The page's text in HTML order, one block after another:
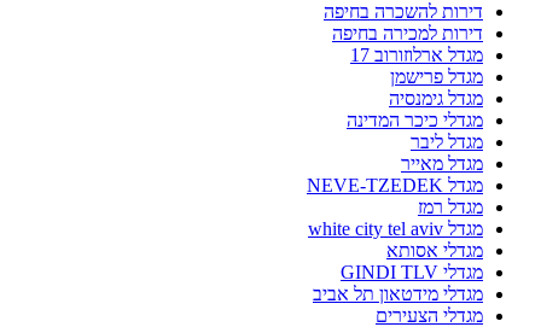
דירות להשכרה בחיפה
דירות למכירה בחיפה
מגדל ארלוזורוב 17
מגדל פרישמן
מגדל גימנסיה
מגדלי כיכר המדינה
מגדל ליבר
מגדל מאייר
מגדל NEVE-TZEDEK
מגדל רמז
מגדל white city tel aviv
מגדלי אסותא
מגדלי GINDI TLV
מגדלי מידטאון תל אביב
מגדלי הצעירים